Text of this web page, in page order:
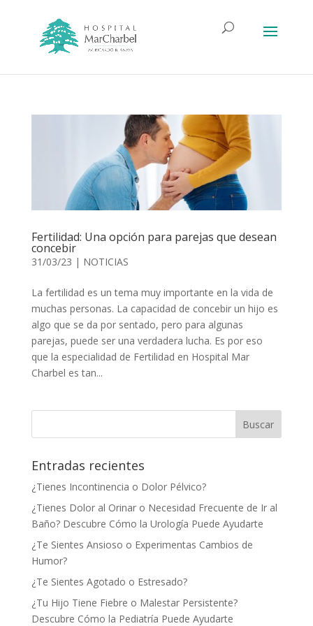
Fertilidad: Una opción para parejas que desean
concebir
31/03/23 | NOTICIAS
La fertilidad es un tema muy importante en la vida de
muchas personas. La capacidad de concebir un hijo es
algo que se da por sentado, pero para algunas
parejas, puede ser una verdadera lucha. Es por eso
que la especialidad de Fertilidad en Hospital Mar
Charbel es tan...
Entradas recientes
¿Tienes Incontinencia o Dolor Pélvico?
¿Tienes Dolor al Orinar o Necesidad Frecuente de Ir al
Baño? Descubre Cómo la Urología Puede Ayudarte
¿Te Sientes Ansioso o Experimentas Cambios de
Humor?
¿Te Sientes Agotado o Estresado?
¿Tu Hijo Tiene Fiebre o Malestar Persistente?
Descubre Cómo la Pediatría Puede Ayudarte